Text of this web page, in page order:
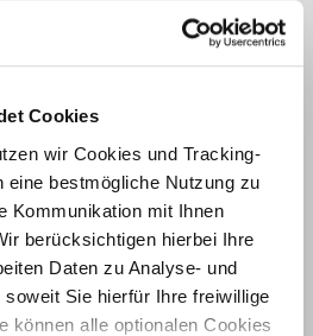
Cookies
wir Cookies und Tracking-
eine bestmögliche Nutzung zu
Kommunikation mit Ihnen
berücksichtigen hierbei Ihre
Daten zu Analyse- und
Sie hierfür Ihre freiwillige
können alle optionalen Cookies
prüfen auch Ihren
Risikofrüherkennungs-
auf Compliance Regeln und
fest im Blick.